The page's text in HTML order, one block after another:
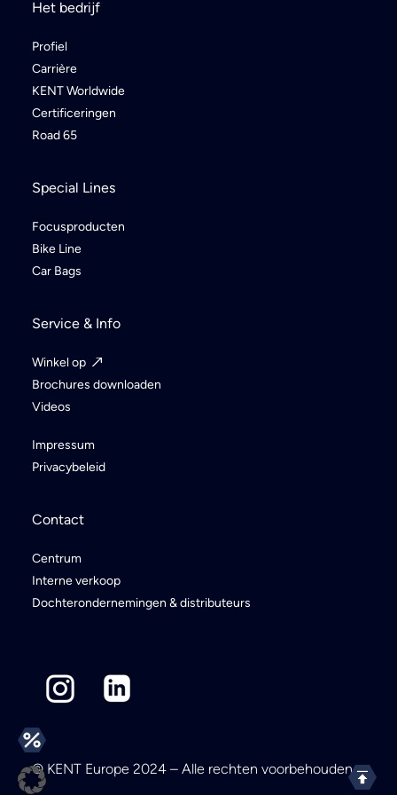
Het bedrijf
Profiel
Carrière
KENT Worldwide
Certificeringen
Road 65
Special Lines
Focusproducten
Bike Line
Car Bags
Service & Info
Winkel op
Brochures downloaden
Videos
Impressum
Privacybeleid
Contact
Centrum
Interne verkoop
Dochterondernemingen & distributeurs
© KENT Europe 2024 – Alle rechten voorbehouden